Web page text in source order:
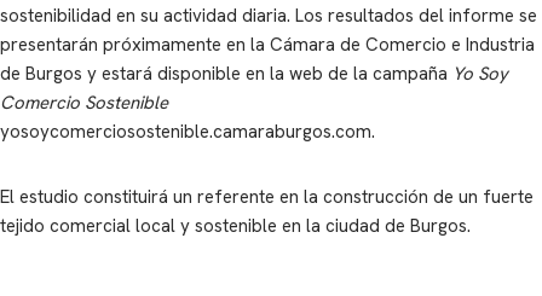
sostenibilidad en su actividad diaria. Los resultados del informe se
presentarán próximamente en la Cámara de Comercio e Industria
de Burgos y estará disponible en la web de la campaña Yo Soy
Comercio Sostenible
yosoycomerciosostenible.camaraburgos.com.
El estudio constituirá un referente en la construcción de un fuerte
tejido comercial local y sostenible en la ciudad de Burgos.